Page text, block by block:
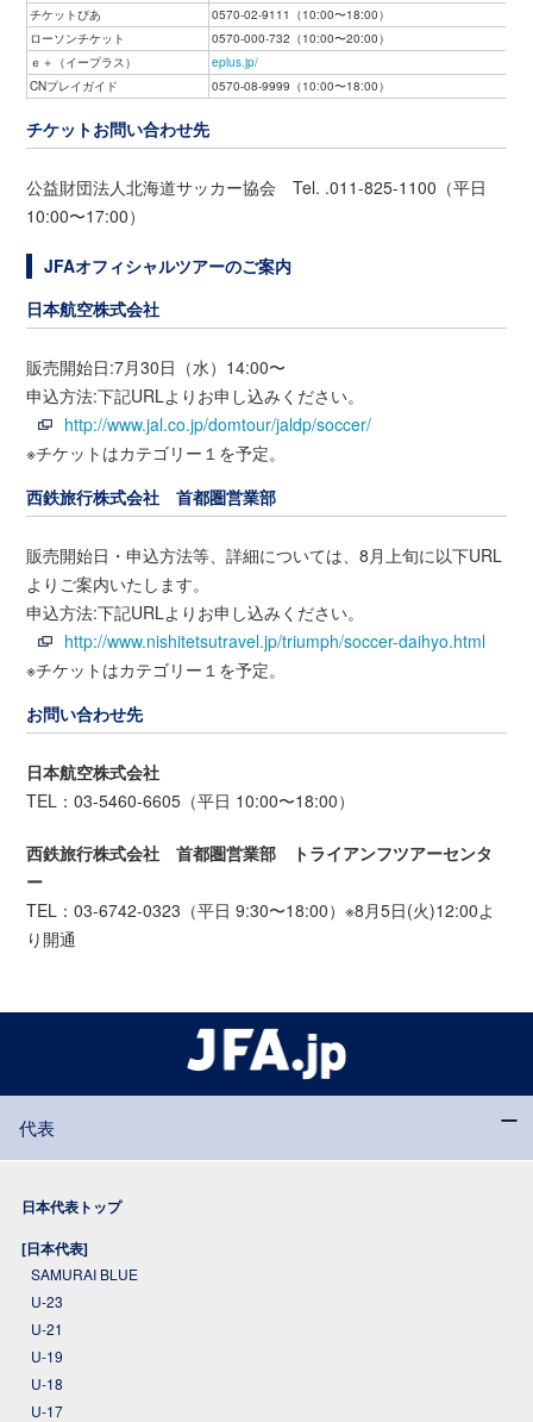
チケットぴあ
0570-02-9111（10:00〜18:00）
ローソンチケット
0570-000-732（10:00〜20:00）
ｅ＋（イープラス）
eplus.jp/
CNプレイガイド
0570-08-9999（10:00〜18:00）
チケットお問い合わせ先
公益財団法人北海道サッカー協会 Tel. .011-825-1100（平日
10:00〜17:00）
JFAオフィシャルツアーのご案内
日本航空株式会社
販売開始日:7月30日（水）14:00〜
申込方法:下記URLよりお申し込みください。
http://www.jal.co.jp/domtour/jaldp/soccer/
※チケットはカテゴリー１を予定。
西鉄旅行株式会社 首都圏営業部
販売開始日・申込方法等、詳細については、8月上旬に以下URL
よりご案内いたします。
申込方法:下記URLよりお申し込みください。
http://www.nishitetsutravel.jp/triumph/soccer-daihyo.html
※チケットはカテゴリー１を予定。
お問い合わせ先
日本航空株式会社
TEL：03-5460-6605（平日 10:00〜18:00）
西鉄旅行株式会社 首都圏営業部 トライアンフツアーセンタ
ー
TEL：03-6742-0323（平日 9:30〜18:00）※8月5日(火)12:00よ
り開通
代表
日本代表トップ
[日本代表]
SAMURAI BLUE
U-23
U-21
U-19
U-18
U-17